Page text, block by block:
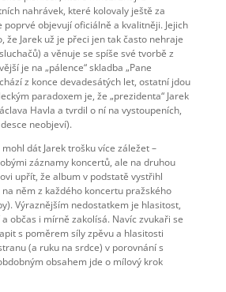
nahrávek, které kolovaly ještě za
poprvé objevují oficiálně a kvalitněji. Jejich
že Jarek už je přeci jen tak často nehraje
a věnuje se spíše své tvorbě z
je na „pálence“ skladba „Pane
z konce devadesátých let, ostatní jdou
paradoxem je, že „prezidenta“ Jarek
Havla a tvrdil o ní na vystoupeních,
neobjeví).
dát Jarek trošku více záležet –
záznamy koncertů, ale na druhou
upřít, že album v podstatě vystřihl
něm z každého koncertu pražského
Výraznějším nedostatkem je hlasitost,
občas i mírně zakolísá. Navíc zvukaři se
s poměrem síly zpěvu a hlasitosti
(a ruku na srdce) v porovnání s
obsahem jde o mílový krok